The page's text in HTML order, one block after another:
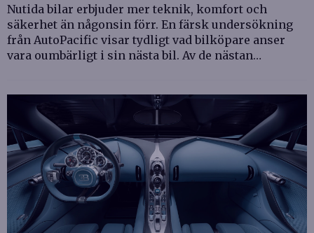
Nutida bilar erbjuder mer teknik, komfort och
säkerhet än någonsin förr. En färsk undersökning
från AutoPacific visar tydligt vad bilköpare anser
vara oumbärligt i sin nästa bil. Av de nästan…